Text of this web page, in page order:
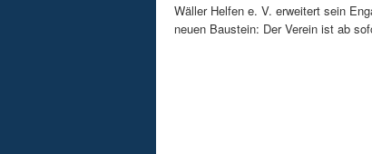
Wäller Helfen e. V. erweitert sein
neuen Baustein: Der Verein ist ab